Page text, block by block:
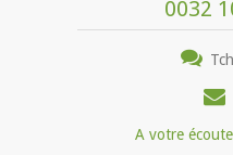
0032
A votre